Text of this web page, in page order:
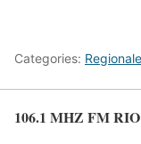
Categories:
106.1 MHZ FM